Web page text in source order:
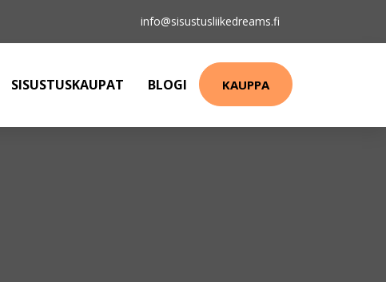
info@sisustusliikedreams.fi
SISUSTUSKAUPAT BLOGI KAUPPA